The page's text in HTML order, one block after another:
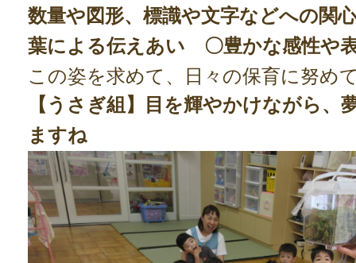
数量や図形、標識や文字などへの関
葉による伝えあい 〇豊かな感性や
この姿を求めて、日々の保育に努め
【うさぎ組】目を輝やかけながら、
ますね